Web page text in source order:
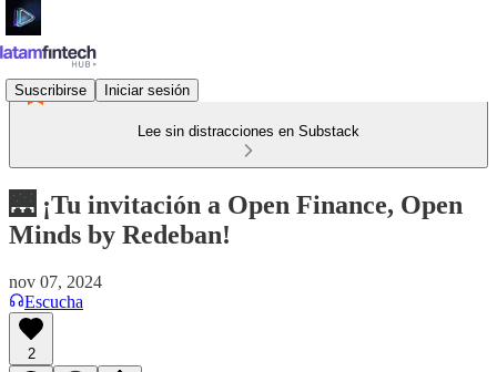
Suscribirse Iniciar sesión
Lee sin distracciones en Substack
🌉 ¡Tu invitación a Open Finance, Open
Minds by Redeban!
nov 07, 2024
Escucha
2